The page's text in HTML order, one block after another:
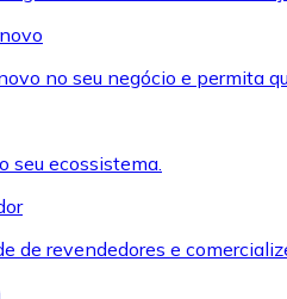
no seu negócio e permita
seu ecossistema.
de revendedores e